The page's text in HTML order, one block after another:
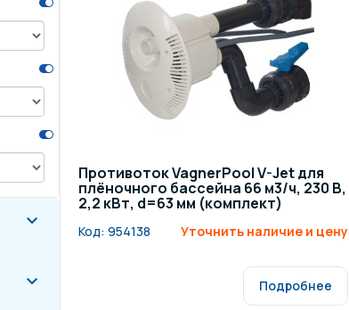
Освещение и подсветка для
бассейна
Отделочные материалы
Противоток VagnerPool V-Jet для
плёночного бассейна 66 м3/ч, 230 В,
2,2 кВт, d=63 мм (комплект)
Код: 954138 Уточнить наличие и цену
Подробнее